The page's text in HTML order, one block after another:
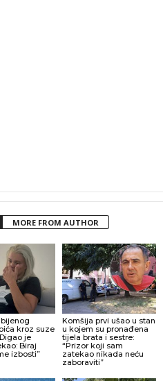
MORE FROM AUTHOR
kroz suze
je
Biraj
izbosti”
Komšija prvi ušao u stan
u kojem su pronađena
tijela brata i sestre:
“Prizor koji sam
zatekao nikada neću
zaboraviti”